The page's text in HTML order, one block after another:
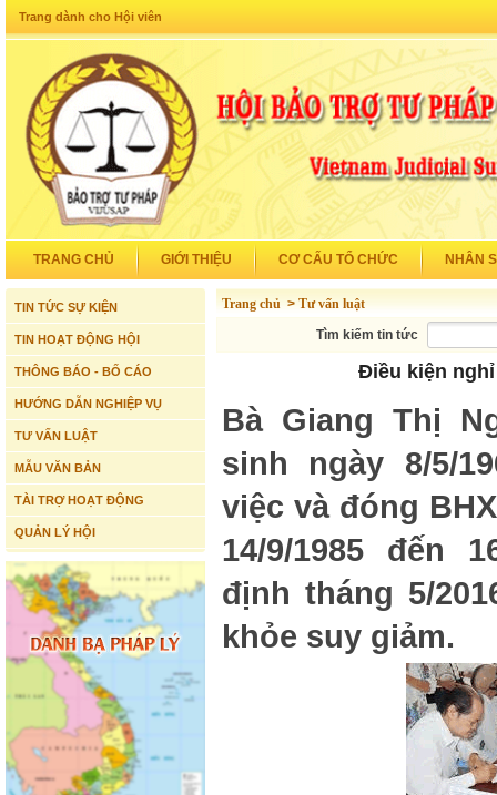
Trang dành cho Hội viên
TRANG CHỦ GIỚI THIỆU CƠ CẤU TỔ CHỨC NHÂN
TIN TỨC SỰ KIỆN
TIN HOẠT ĐỘNG HỘI
THÔNG BÁO - BỐ CÁO
HƯỚNG DẪN NGHIỆP VỤ
TƯ VẤN LUẬT
MẪU VĂN BẢN
TÀI TRỢ HOẠT ĐỘNG
QUẢN LÝ HỘI
Trang chủ > Tư vấn luật
Tìm kiếm tin tức
Điều kiện
Bà Giang Thị
sinh ngày 8/5/
việc và đóng
14/9/1985 đến
định tháng 5/
khỏe suy giảm.